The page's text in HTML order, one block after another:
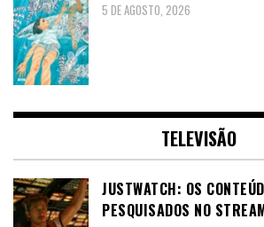
5 DE AGOSTO, 2026
TELEVISÃO
JUSTWATCH: OS
PESQUISADOS NO